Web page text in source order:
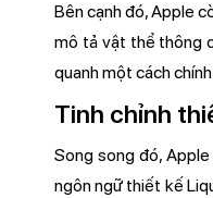
Bên cạnh đó, Apple
mô tả vật thể thông
quanh một cách
Tinh chỉnh
Song song đó,
ngôn ngữ thiết kế